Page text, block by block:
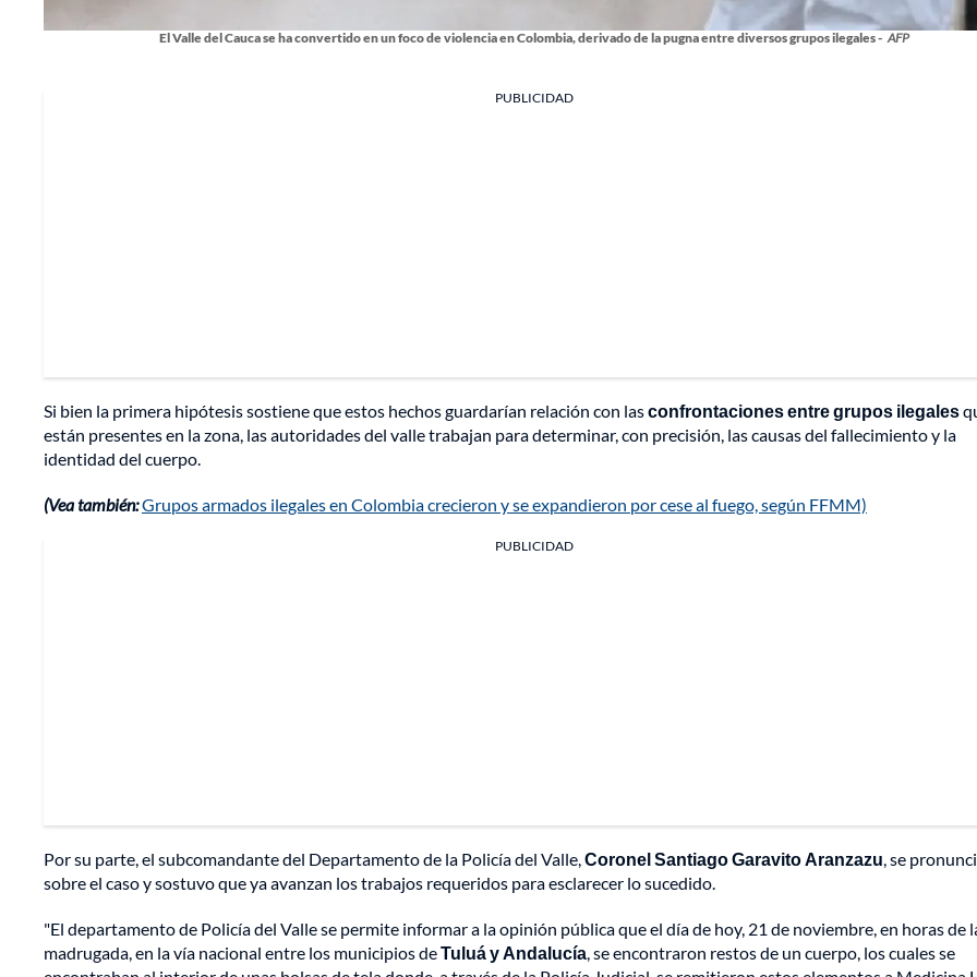
El Valle del Cauca se ha convertido en un foco de violencia en Colombia, derivado de la pugna entre diversos grupos ilegales - AFP
PUBLICIDAD
Si bien la primera hipótesis sostiene que estos hechos guardarían relación con lasconfrontaciones entre grupos ilegales
están presentes en la zona, las autoridades del valle trabajan para determinar, con precisión, las causas del fallecimiento y la
identidad del cuerpo.
(Vea también:Grupos armados ilegales en Colombia crecieron y se expandieron por cese al fuego, según FFMM)
PUBLICIDAD
Por su parte, el subcomandante del Departamento de la Policía del Valle,Coronel Santiago Garavito Aranzazu, se
sobre el caso y sostuvo que ya avanzan los trabajos requeridos para esclarecer lo sucedido.
"El departamento de Policía del Valle se permite informar a la opinión pública que el día de hoy, 21 de noviembre, en horas de
madrugada, en la vía nacional entre los municipios deTuluá y Andalucía, se encontraron restos de un cuerpo, los cuales se